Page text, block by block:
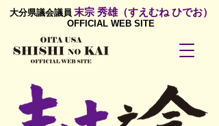
大分県議会議員 末宗 秀雄（すえむね ひでお）
OFFICIAL WEB SITE